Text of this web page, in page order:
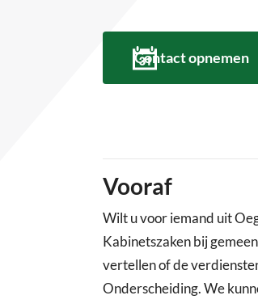
Contact opnemen
Vooraf
Wilt u voor iemand uit
Kabinetszaken bij
vertellen of de
Onderscheiding. We